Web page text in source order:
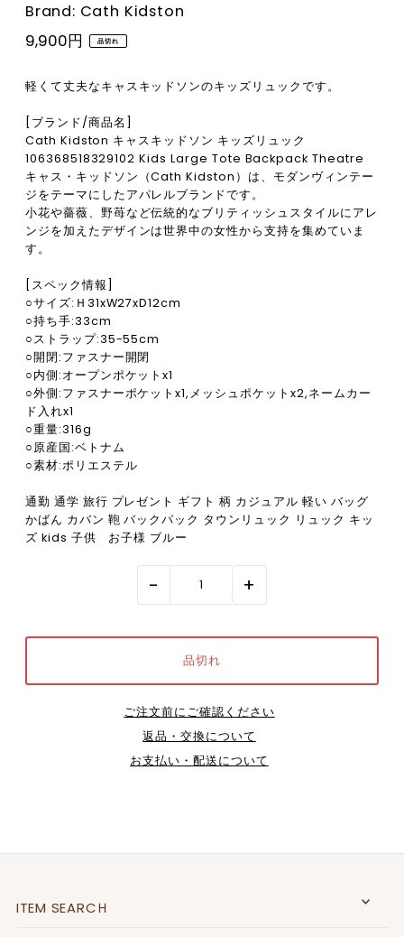
Brand: Cath Kidston
9,900円 品切れ
軽くて丈夫なキャスキッドソンのキッズリュックです。
[ブランド/商品名]
Cath Kidston キャスキッドソン キッズリュック
106368518329102 Kids Large Tote Backpack Theatre
キャス・キッドソン（Cath Kidston）は、モダンヴィンテー
ジをテーマにしたアパレルブランドです。
小花や薔薇、野苺など伝統的なブリティッシュスタイルにアレ
ンジを加えたデザインは世界中の女性から支持を集めていま
す。
[スペック情報]
○サイズ:Ｈ31xW27xD12cm
○持ち手:33cm
○ストラップ:35-55cm
○開閉:ファスナー開閉
○内側:オープンポケットx1
○外側:ファスナーポケットx1,メッシュポケットx2,ネームカー
ド入れx1
○重量:316g
○原産国:ベトナム
○素材:ポリエステル
通勤 通学 旅行 プレゼント ギフト 柄 カジュアル 軽い バッグ
かばん カバン 鞄 バックパック タウンリュック リュック キッ
ズ kids 子供 お子様 ブルー
- +
ご注文前にご確認ください
返品・交換について
お支払い・配送について
ITEM SEARCＨ